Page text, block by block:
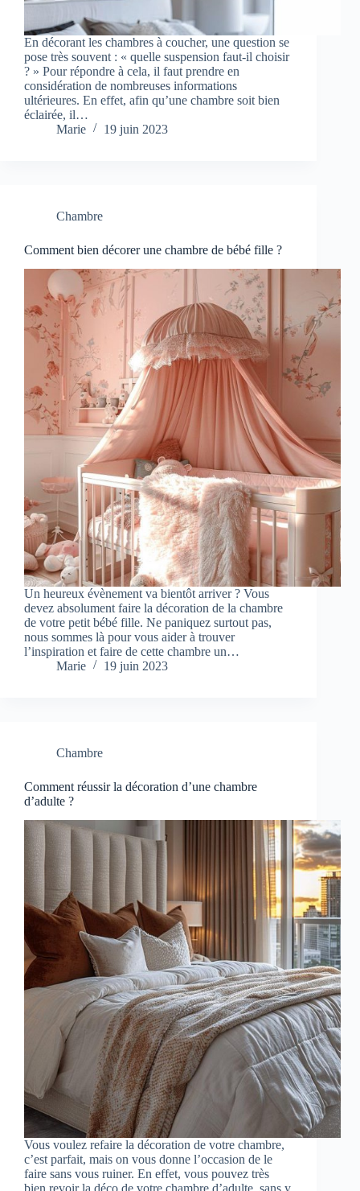
En décorant les chambres à coucher, une question se
pose très souvent : « quelle suspension faut-il choisir
? » Pour répondre à cela, il faut prendre en
considération de nombreuses informations
ultérieures. En effet, afin qu’une chambre soit bien
éclairée, il…
Marie
19 juin 2023
Chambre
Comment bien décorer une chambre de bébé fille ?
Un heureux évènement va bientôt arriver ? Vous
devez absolument faire la décoration de la chambre
de votre petit bébé fille. Ne paniquez surtout pas,
nous sommes là pour vous aider à trouver
l’inspiration et faire de cette chambre un…
Marie
19 juin 2023
Chambre
Comment réussir la décoration d’une chambre
d’adulte ?
Vous voulez refaire la décoration de votre chambre,
c’est parfait, mais on vous donne l’occasion de le
faire sans vous ruiner. En effet, vous pouvez très
bien revoir la déco de votre chambre d’adulte, sans y